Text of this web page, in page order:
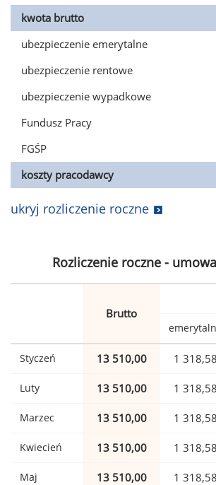
kwota brutto
ubezpieczenie emerytalne
ubezpieczenie rentowe
ubezpieczenie wypadkowe
Fundusz Pracy
FGŚP
koszty pracodawcy
ukryj rozliczenie roczne
Rozliczenie roczne -
Brutto
Styczeń 13 510,00 1 318,58
Luty 13 510,00 1 318,58
Marzec 13 510,00 1 318,58
Kwiecień 13 510,00 1 318,58
Maj 13 510,00 1 318,58